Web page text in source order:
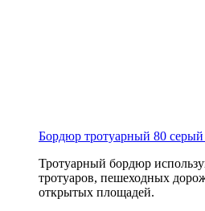
Бордюр тротуарный 80 серый
Тротуарный бордюр
тротуаров, пешеходных
открытых площадей.